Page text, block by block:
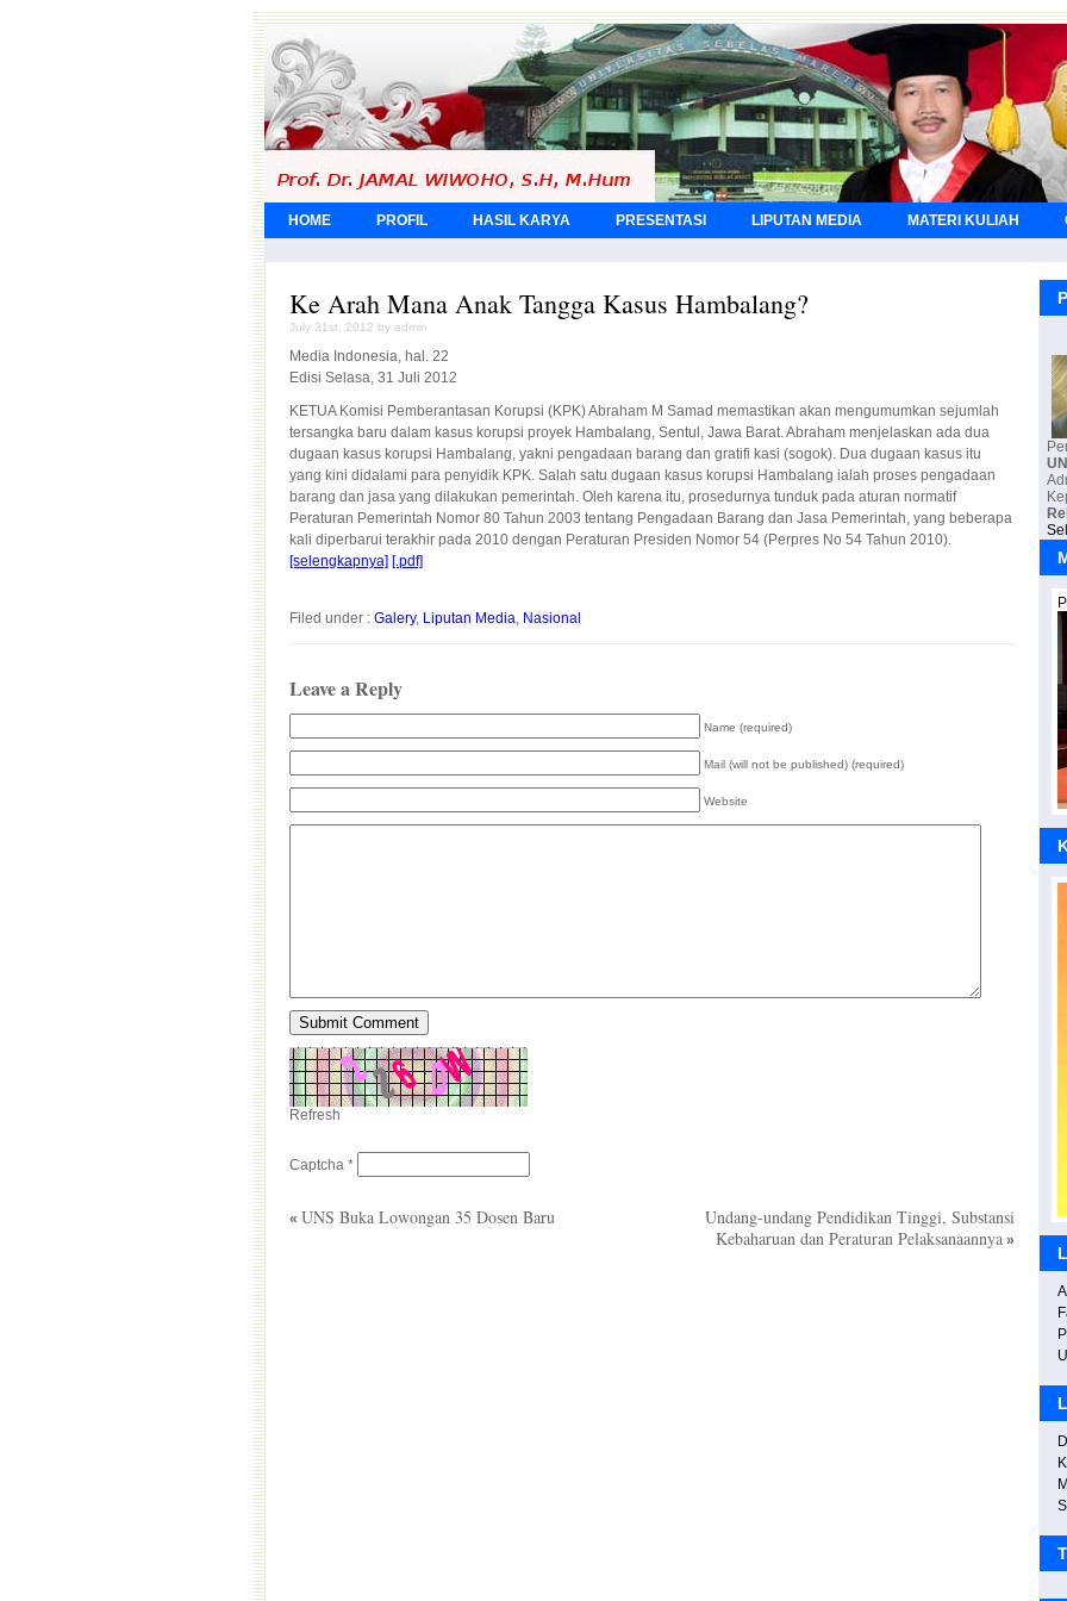
HOME PROFIL HASIL KARYA PRESENTASI LIPUTAN MEDIA MATERI KULIAH
Ke Arah Mana Anak Tangga Kasus Hambalang?
July 31st, 2012 by admin
Media Indonesia, hal. 22
Edisi Selasa, 31 Juli 2012
KETUA Komisi Pemberantasan Korupsi (KPK) Abraham M Samad memastikan akan mengumumkan sejumlah
tersangka baru dalam kasus korupsi proyek Hambalang, Sentul, Jawa Barat. Abraham menjelaskan ada dua
dugaan kasus korupsi Hambalang, yakni pengadaan barang dan gratifi kasi (sogok). Dua dugaan kasus itu
yang kini didalami para penyidik KPK. Salah satu dugaan kasus korupsi Hambalang ialah proses pengadaan
barang dan jasa yang dilakukan pemerintah. Oleh karena itu, prosedurnya tunduk pada aturan normatif
Peraturan Pemerintah Nomor 80 Tahun 2003 tentang Pengadaan Barang dan Jasa Pemerintah, yang beberapa
kali diperbarui terakhir pada 2010 dengan Peraturan Presiden Nomor 54 (Perpres No 54 Tahun 2010).
[selengkapnya] [.pdf]
Filed under : Galery, Liputan Media, Nasional
Leave a Reply
Name (required)
Mail (will not be published) (required)
Website
Refresh
Captcha *
« UNS Buka Lowongan 35 Dosen Baru
Undang-undang Pendidikan Tinggi, Substansi
Kebaharuan dan Peraturan Pelaksanaannya »